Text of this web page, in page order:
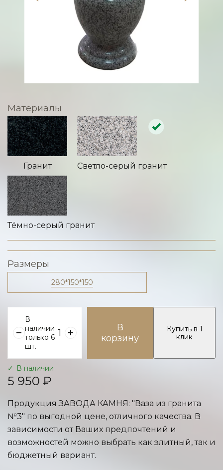
Материалы
Гранит Светло-серый гранит
Тёмно-серый гранит
Размеры
280*150*150
В
наличии
только 6
шт.
В
корзину
Купить в 1
клик
В наличии
5 950 ₽
Продукция ЗАВОДА КАМНЯ: "Ваза из гранита
№3" по выгодной цене, отличного качества. В
зависимости от Ваших предпочтений и
возможностей можно выбрать как элитный, так и
бюджетный вариант.